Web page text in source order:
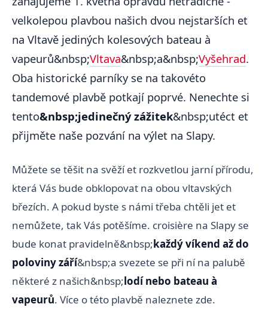
velkolepou plavbou našich dvou nejstarších et
na Vltavě jediných kolesových bateau à
vapeurů&nbsp;Vltava&nbsp;a&nbsp;Vyšehrad.
Oba historické parníky se na takovéto
tandemové plavbě potkají poprvé. Nenechte si
tento&nbsp;jedinečný zážitek&nbsp;utéct et
přijměte naše pozvání na výlet na Slapy.
Můžete se těšit na svěží et rozkvetlou jarní přírodu,
která Vás bude obklopovat na obou vltavských
březích. A pokud byste s námi třeba chtěli jet et
nemůžete, tak Vás potěšíme. croisière na Slapy se
bude konat pravidelně&nbsp;každý víkend až do
poloviny září&nbsp;a svezete se při ní na palubě
některé z našich&nbsp;lodí nebo bateau à
vapeurů. Více o této plavbě naleznete zde.